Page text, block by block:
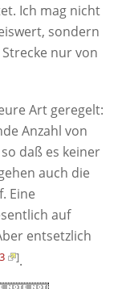
Ich mag nicht
sondern
nur von
Art geregelt:
Anzahl von
daß es keiner
auch die
Eine
auf
entsetzlich
].